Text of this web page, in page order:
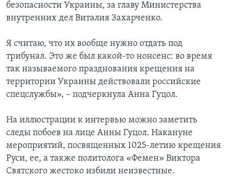
безопасности Украины, за главу Министерства
внутренних дел Виталия Захарченко.
Я считаю, что их вообще нужно отдать под
трибунал. Это же был какой-то нонсенс: во время
так называемого празднования крещения на
территории Украины действовали российские
спецслужбы», – подчеркнула Анна Гуцол.
На иллюстрации к интервью можно заметить
следы побоев на лице Анны Гуцол. Накануне
мероприятий, посвященных 1025-летию крещения
Руси, ее, а также политолога «Фемен» Виктора
Святского жестоко избили неизвестные.